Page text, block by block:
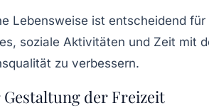
Lebensweise ist entscheidend
soziale Aktivitäten und Zeit mit
zu verbessern.
der Freizeit